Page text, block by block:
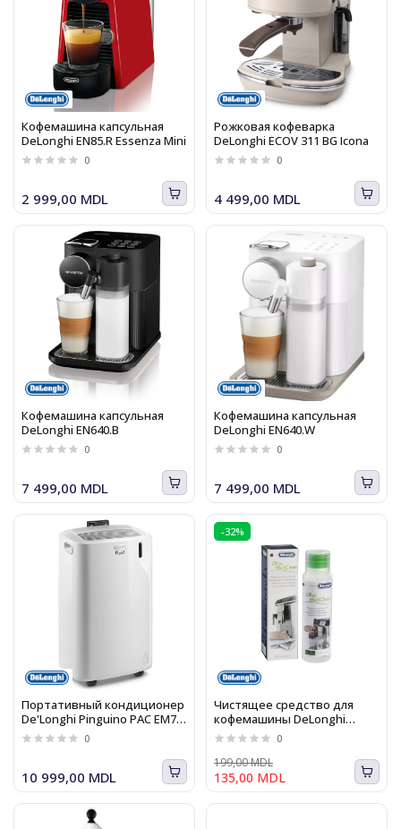
Кофемашина капсульная
DeLonghi EN85.R Essenza Mini
0
2 999,00 MDL
Рожковая кофеварка
DeLonghi ECOV 311 BG Icona
0
4 499,00 MDL
Кофемашина капсульная
DeLonghi EN640.B
0
7 499,00 MDL
Кофемашина капсульная
DeLonghi EN640.W
0
7 499,00 MDL
Портативный кондиционер
De'Longhi Pinguino PAC EM77,
9000 BTU, A++/A+
0
10 999,00 MDL
-32%
Чистящее средство для
кофемашины DeLonghi
DLSC550 Eco MultiClean
0
135,00 MDL
199,00 MDL